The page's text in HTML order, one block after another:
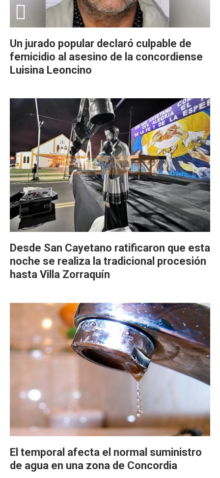
Un jurado popular declaró culpable de
femicidio al asesino de la concordiense
Luisina Leoncino
Desde San Cayetano ratificaron que esta
noche se realiza la tradicional procesión
hasta Villa Zorraquín
El temporal afecta el normal suministro
de agua en una zona de Concordia